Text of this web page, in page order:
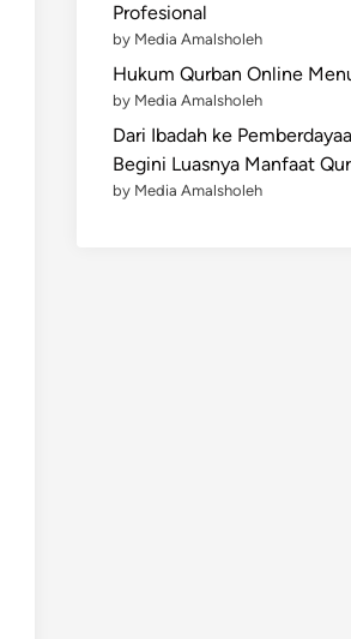
Profesional
by Media Amalsholeh
Hukum Qurban Online
by Media Amalsholeh
Dari Ibadah ke
Begini Luasnya Manfaat
by Media Amalsholeh